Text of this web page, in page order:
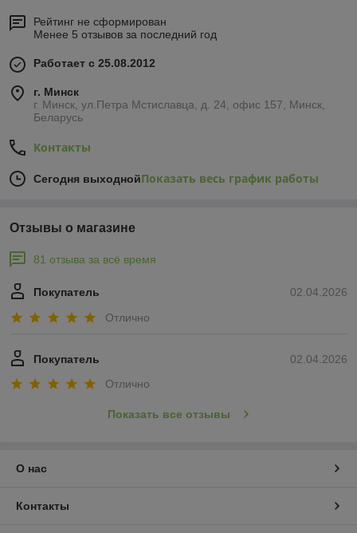
Рейтинг не сформирован
Менее 5 отзывов за последний год
Работает с 25.08.2012
г. Минск
г. Минск, ул.Петра Мстиславца, д. 24, офис 157, Минск,
Беларусь
Контакты
Сегодня выходнойПоказать весь график работы
Отзывы о магазине
81 отзыва за всё время
02.04.2026
Покупатель
Отлично
02.04.2026
Покупатель
Отлично
Показать все отзывы
О нас
Контакты